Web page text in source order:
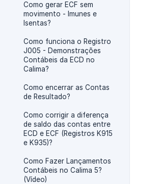
Como gerar ECF sem
movimento - Imunes e
Isentas?
Como funciona o Registro
J005 - Demonstrações
Contábeis da ECD no
Calima?
Como encerrar as Contas
de Resultado?
Como corrigir a diferença
de saldo das contas entre
ECD e ECF (Registros K915
e K935)?
Como Fazer Lançamentos
Contábeis no Calima 5?
(Vídeo)